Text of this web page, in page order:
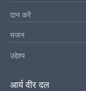
दान करें
भजन
उद्देश्य
आर्य वीर दल